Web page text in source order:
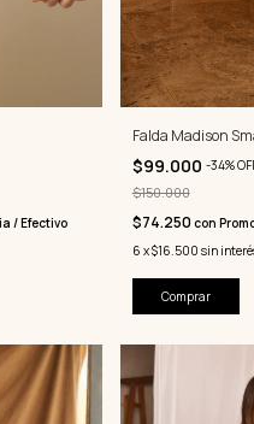
/ Efectivo
Falda Madison
$99.000 -34%
$150.000
$74.250 con
6 x$16.500 sin
Comprar